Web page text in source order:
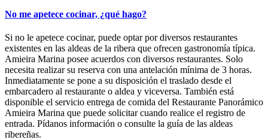
No me apetece cocinar, ¿qué hago?
Si no le apetece cocinar, puede optar por diversos restaurantes
existentes en las aldeas de la ribera que ofrecen gastronomía típica.
Amieira Marina posee acuerdos con diversos restaurantes. Solo
necesita realizar su reserva con una antelación mínima de 3 horas.
Inmediatamente se pone a su disposición el traslado desde el
embarcadero al restaurante o aldea y viceversa. También está
disponible el servicio entrega de comida del Restaurante Panorámico
Amieira Marina que puede solicitar cuando realice el registro de
entrada. Pídanos información o consulte la guía de las aldeas
ribereñas.